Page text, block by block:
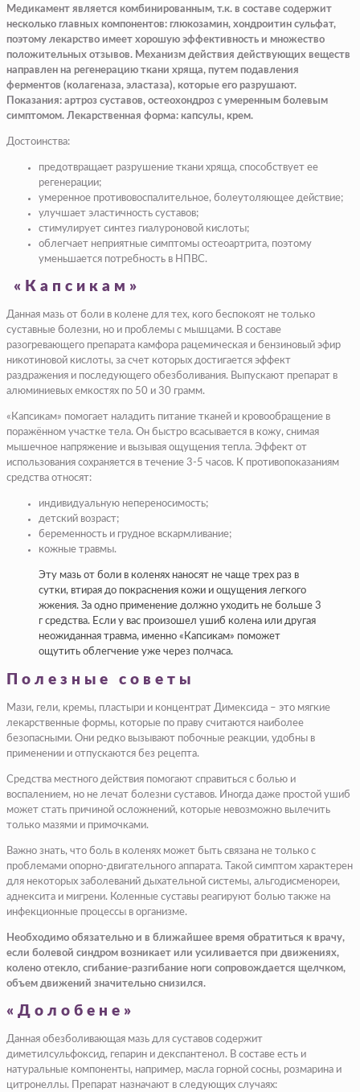
Медикамент является комбинированным, т.к. в составе содержит
несколько главных компонентов: глюкозамин, хондроитин сульфат,
поэтому лекарство имеет хорошую эффективность и множество
положительных отзывов. Механизм действия действующих веществ
направлен на регенерацию ткани хряща, путем подавления
ферментов (колагеназа, эластаза), которые его разрушают.
Показания: артроз суставов, остеохондроз с умеренным болевым
симптомом. Лекарственная форма: капсулы, крем.
Достоинства:
предотвращает разрушение ткани хряща, способствует ее
регенерации;
умеренное противовоспалительное, болеутоляющее действие;
улучшает эластичность суставов;
стимулирует синтез гиалуроновой кислоты;
облегчает неприятные симптомы остеоартрита, поэтому
уменьшается потребность в НПВС.
«Капсикам»
Данная мазь от боли в колене для тех, кого беспокоят не только
суставные болезни, но и проблемы с мышцами. В составе
разогревающего препарата камфора рацемическая и бензиновый эфир
никотиновой кислоты, за счет которых достигается эффект
раздражения и последующего обезболивания. Выпускают препарат в
алюминиевых емкостях по 50 и 30 грамм.
«Капсикам» помогает наладить питание тканей и кровообращение в
поражённом участке тела. Он быстро всасывается в кожу, снимая
мышечное напряжение и вызывая ощущения тепла. Эффект от
использования сохраняется в течение 3-5 часов. К противопоказаниям
средства относят:
индивидуальную непереносимость;
детский возраст;
беременность и грудное вскармливание;
кожные травмы.
Эту мазь от боли в коленях наносят не чаще трех раз в
сутки, втирая до покраснения кожи и ощущения легкого
жжения. За одно применение должно уходить не больше 3
г средства. Если у вас произошел ушиб колена или другая
неожиданная травма, именно «Капсикам» поможет
ощутить облегчение уже через полчаса.
Полезные советы
Мази, гели, кремы, пластыри и концентрат Димексида – это мягкие
лекарственные формы, которые по праву считаются наиболее
безопасными. Они редко вызывают побочные реакции, удобны в
применении и отпускаются без рецепта.
Средства местного действия помогают справиться с болью и
воспалением, но не лечат болезни суставов. Иногда даже простой ушиб
может стать причиной осложнений, которые невозможно вылечить
только мазями и примочками.
Важно знать, что боль в коленях может быть связана не только с
проблемами опорно-двигательного аппарата. Такой симптом характерен
для некоторых заболеваний дыхательной системы, альгодисменореи,
аднексита и мигрени. Коленные суставы реагируют болью также на
инфекционные процессы в организме.
Необходимо обязательно и в ближайшее время обратиться к врачу,
если болевой синдром возникает или усиливается при движениях,
колено отекло, сгибание-разгибание ноги сопровождается щелчком,
объем движений значительно снизился.
«Долобене»
Данная обезболивающая мазь для суставов содержит
диметилсульфоксид, гепарин и декспантенол. В составе есть и
натуральные компоненты, например, масла горной сосны, розмарина и
цитронеллы. Препарат назначают в следующих случаях: